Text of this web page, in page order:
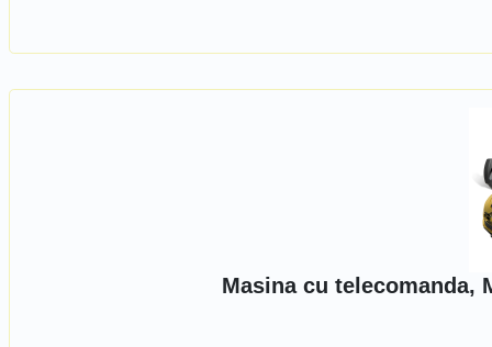
Masina cu telecomanda,